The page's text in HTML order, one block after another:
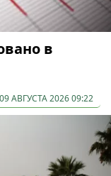
в
09 АВГУСТА 2026 09:22